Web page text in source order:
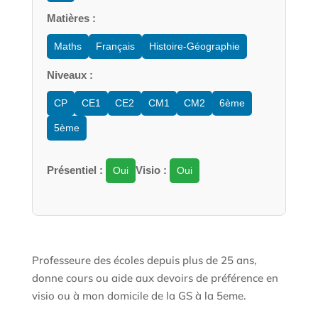
Matières :
Maths Français Histoire-Géographie
Niveaux :
CP CE1 CE2 CM1 CM2 6ème
5ème
Présentiel : Oui Visio : Oui
Professeure des écoles depuis plus de 25 ans,
donne cours ou aide aux devoirs de préférence en
visio ou à mon domicile de la GS à la 5eme.